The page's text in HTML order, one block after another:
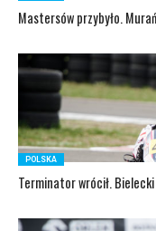
Mastersów przybyło.
POLSKA
Terminator wrócił.